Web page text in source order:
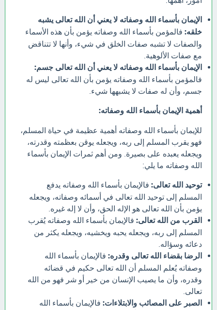
الإيمان بأسماء الله وصفاته لا يعني أن الله تعالى يشبه
خلقه: فالمؤمن بأسماء الله وصفاته يؤمن بأن هذه الأسماء
والصفات لا تشبه صفات الخلق في شيء، وأنها لا تتناقض
مع صفات الألوهية.
الإيمان بأسماء الله وصفاته لا يعني أن الله تعالى جسم:
فالمؤمن بأسماء الله وصفاته يؤمن بأن الله تعالى ليس له
جسم، وأن له صفات لا يشبهها شيء.
أهمية الإيمان بأسماء الله وصفاته:
للإيمان بأسماء الله وصفاته أهمية عظيمة في حياة المسلم،
فهو يقرب المسلم إلى ربه، ويجعله يوقن بعظمته وقدرته،
ويجعله يعبده على بصيرة. ومن أهم ثمرات الإيمان بأسماء
الله وصفاته ما يلي:
توحيد الله تعالى: فالإيمان بأسماء الله وصفاته يدفع
المسلم إلى توحيد الله تعالى في أسمائه وصفاته، ويجعله
يؤمن بأن الله تعالى هو الإله الحق، وأن لا إله غيره.
القرب من الله تعالى: فالإيمان بأسماء الله وصفاته يُقرب
المسلم إلى ربه، ويجعله يحبه ويخشيه، ويجعله يكثر من
دعائه وسؤاله.
الرضا بقضاء الله تعالى وقدره: فالإيمان بأسماء الله
وصفاته يُعلم المسلم أن الله تعالى حكيم في قضائه
وقدره، وأن ما يصيب الإنسان من خير أو شر فهو من الله
تعالى.
الصبر على المصائب والابتلاءات: فالإيمان بأسماء الله